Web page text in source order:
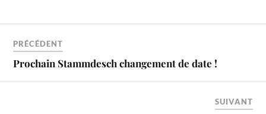
PRÉCÉDENT
Prochain Stammdesch changement de date !
SUIVANT